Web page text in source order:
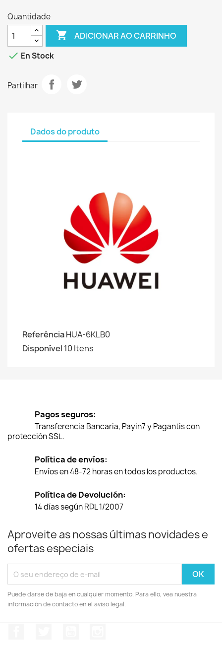
Quantidade
 ADICIONAR AO CARRINHO
 En Stock
Partilhar
Dados do produto
ReferênciaHUA-6KLB0
Disponível 10 Itens
Pagos seguros:
Transferencia Bancaria, Payin7 y Pagantis con
protección SSL.
Política de envíos:
Envíos en 48-72 horas en todos los productos.
Política de Devolución:
14 días según RDL 1/2007
Aproveite as nossas últimas novidades e
ofertas especiais
Puede darse de baja en cualquier momento. Para ello, vea nuestra
información de contacto en el aviso legal.